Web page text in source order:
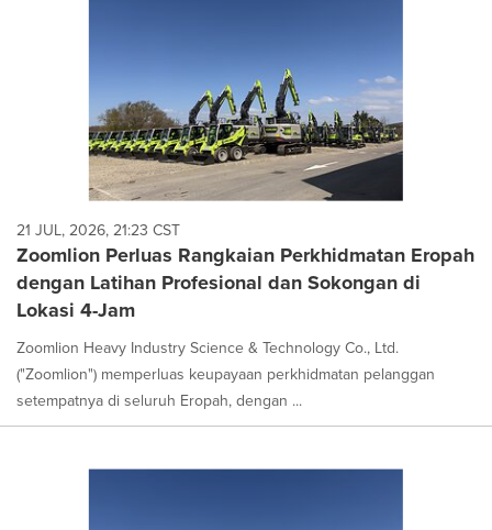
21 JUL, 2026, 21:23 CST
Zoomlion Perluas Rangkaian Perkhidmatan Eropah
dengan Latihan Profesional dan Sokongan di
Lokasi 4-Jam
Zoomlion Heavy Industry Science & Technology Co., Ltd.
("Zoomlion") memperluas keupayaan perkhidmatan pelanggan
setempatnya di seluruh Eropah, dengan ...